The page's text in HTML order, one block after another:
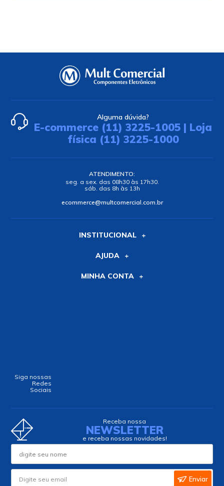
Alguma dúvida?
E-commerce (11) 3225-1005 | Loja
física (11) 3225-1000
ATENDIMENTO:
seg. a sex. das 08h30 às 17h30.
sáb. das 8h às 13h
ecommerce@multcomercial.com.br
INSTITUCIONAL
AJUDA
MINHA CONTA
Siga nossas
Redes
Sociais
Receba nossa
NEWSLETTER
e receba nossas novidades!
Enviar